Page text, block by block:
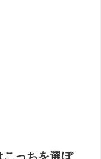
っちを選ぼ